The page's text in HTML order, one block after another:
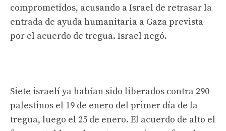
comprometidos, acusando a Israel de retrasar la
entrada de ayuda humanitaria a Gaza prevista
por el acuerdo de tregua. Israel negó.
Siete israelí ya habían sido liberados contra 290
palestinos el 19 de enero del primer día de la
tregua, luego el 25 de enero. El acuerdo de alto el